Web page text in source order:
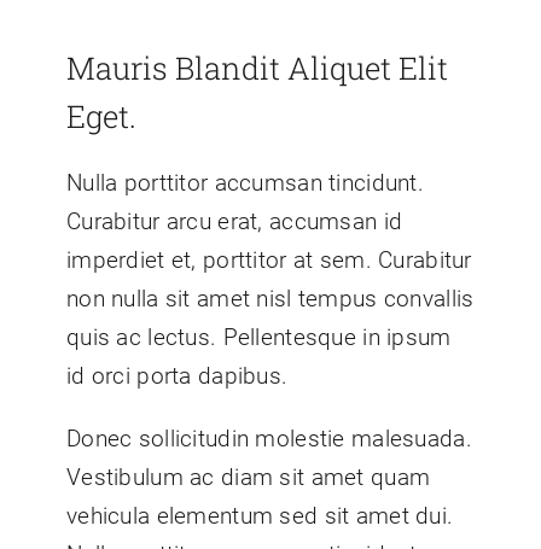
Mauris Blandit Aliquet Elit
Eget.
Nulla porttitor accumsan tincidunt.
Curabitur arcu erat, accumsan id
imperdiet et, porttitor at sem. Curabitur
non nulla sit amet nisl tempus convallis
quis ac lectus. Pellentesque in ipsum
id orci porta dapibus.
Donec sollicitudin molestie malesuada.
Vestibulum ac diam sit amet quam
vehicula elementum sed sit amet dui.